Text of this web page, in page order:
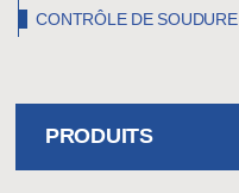
CONTRÔLE DE SOUDURE
PRODUITS